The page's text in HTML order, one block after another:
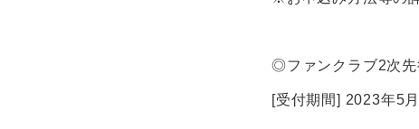
◎ファンクラブ2次先
[受付期間] 2023年5